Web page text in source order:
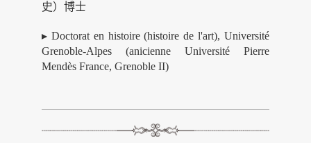
史）博士
▸ Doctorat en histoire (histoire de l'art), Université
Grenoble-Alpes (anicienne Université Pierre
Mendès France, Grenoble II)